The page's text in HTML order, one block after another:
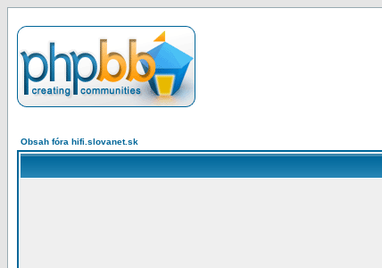
Obsah fóra hifi.slovanet.sk